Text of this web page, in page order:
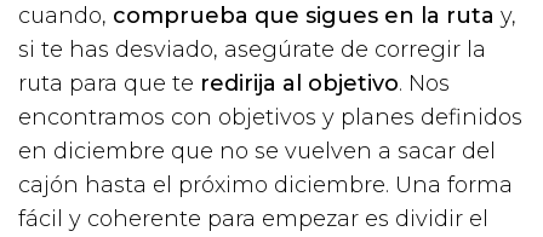
cuando, comprueba que sigues en la ruta y,
si te has desviado, asegúrate de corregir la
ruta para que te redirija al objetivo. Nos
encontramos con objetivos y planes definidos
en diciembre que no se vuelven a sacar del
cajón hasta el próximo diciembre. Una forma
fácil y coherente para empezar es dividir el